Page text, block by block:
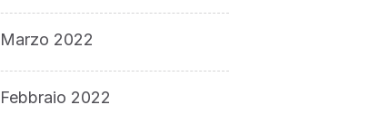
Marzo 2022
Febbraio 2022